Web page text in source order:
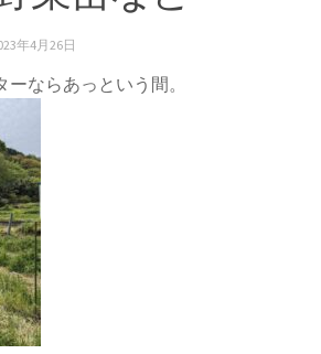
年4月26日
ならあっという間。